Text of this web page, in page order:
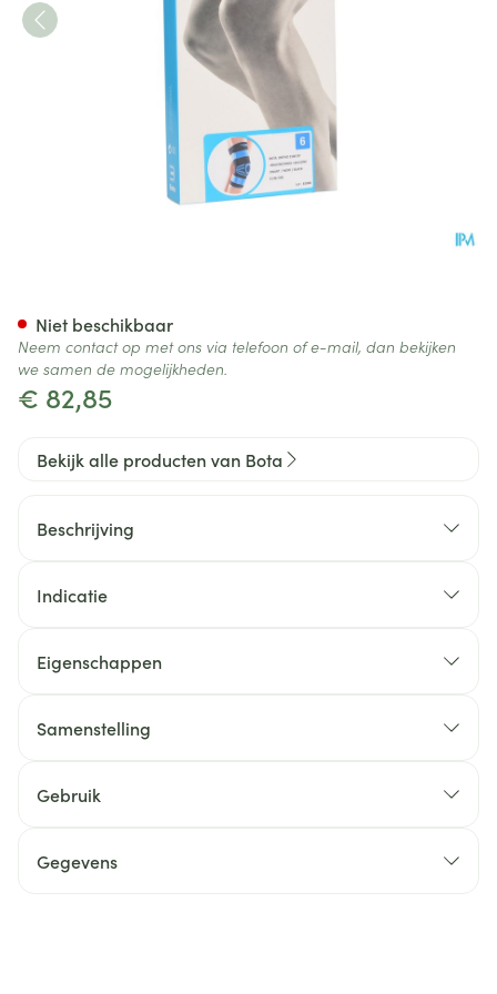
€ 82,85
Niet beschikbaar
Neem contact op met ons via telefoon of e-mail, dan bekijken
we samen de mogelijkheden.
Bekijk alle producten van Bota
Beschrijving
Indicatie
Eigenschappen
Samenstelling
Gebruik
Gegevens